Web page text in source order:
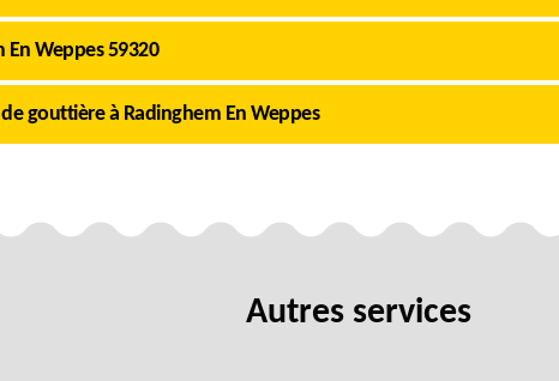
Weppes 59320
gouttière à Radinghem En Weppes
Autres services